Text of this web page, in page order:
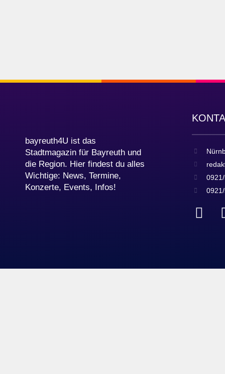
bayreuth4U ist das
Stadtmagazin für Bayreuth und
die Region. Hier findest du alles
Wichtige: News, Termine,
Konzerte, Events, Infos!